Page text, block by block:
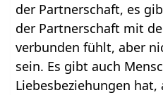
der Partnerschaft, es
der Partnerschaft mit
verbunden fühlt, aber
sein. Es gibt auch
Liebesbeziehungen